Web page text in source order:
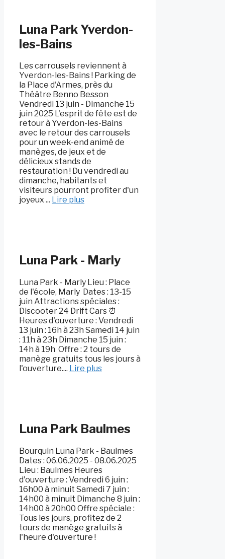
Luna Park Yverdon-
les-Bains
Les carrousels reviennent à
Yverdon-les-Bains ! Parking de
la Place d'Armes, près du
Théâtre Benno Besson
Vendredi 13 juin - Dimanche 15
juin 2025 L'esprit de fête est de
retour à Yverdon-les-Bains
avec le retour des carrousels
pour un week-end animé de
manèges, de jeux et de
délicieux stands de
restauration ! Du vendredi au
dimanche, habitants et
visiteurs pourront profiter d'un
joyeux ... Lire plus
Luna Park - Marly
Luna Park - Marly Lieu : Place
de l'école, Marly ️ Dates : 13-15
juin Attractions spéciales :
Discooter 24 Drift Cars ⏰
Heures d'ouverture : Vendredi
13 juin : 16h à 23h Samedi 14 juin
: 11h à 23h Dimanche 15 juin :
14h à 19h ️ Offre : 2 tours de
manège gratuits tous les jours à
l'ouverture.... Lire plus
Luna Park Baulmes
Bourquin Luna Park - Baulmes
Dates : 06.06.2025 - 08.06.2025
Lieu : Baulmes Heures
d'ouverture : Vendredi 6 juin :
16h00 à minuit Samedi 7 juin :
14h00 à minuit Dimanche 8 juin :
14h00 à 20h00 Offre spéciale :
Tous les jours, profitez de 2
tours de manège gratuits à
l'heure d'ouverture !